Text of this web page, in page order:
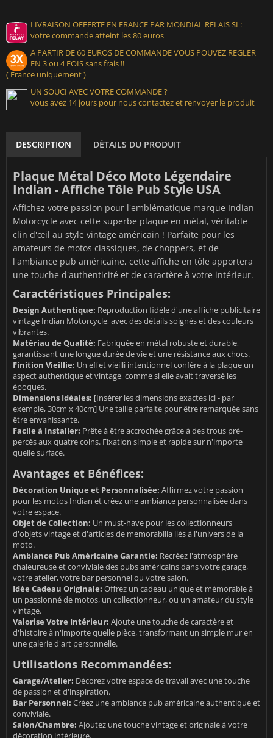
LIVRAISON OFFERTE EN FRANCE PAR MONDIAL RELAIS SI :
votre commande atteint les 80 euros
A PARTIR DE 60 EUROS DE COMMANDE VOUS POUVEZ REGLER
EN 3 ou 4 FOIS sans frais !!
( France uniquement )
UN SOUCI AVEC VOTRE COMMANDE ?
vous avez 14 jours pour nous contactez et renvoyer le produit
DESCRIPTION DÉTAILS DU PRODUIT
Plaque Métal Déco Moto Légendaire
Indian - Affiche Tôle Pub Style USA
Affichez votre passion pour l'emblématique marque Indian
Motorcycle avec cette superbe plaque en métal, véritable
clin d'œil au style vintage américain ! Parfaite pour les
amateurs de motos classiques, de choppers, et de
l'ambiance pub américaine, cette affiche en tôle apportera
une touche d'authenticité et de caractère à votre intérieur.
Caractéristiques Principales:
Design Authentique: Reproduction fidèle d'une affiche publicitaire
vintage Indian Motorcycle, avec des détails soignés et des couleurs
vibrantes.
Matériau de Qualité: Fabriquée en métal robuste et durable,
garantissant une longue durée de vie et une résistance aux chocs.
Finition Vieillie: Un effet vieilli intentionnel confère à la plaque un
aspect authentique et vintage, comme si elle avait traversé les
époques.
Dimensions Idéales: [Insérer les dimensions exactes ici - par
exemple, 30cm x 40cm] Une taille parfaite pour être remarquée sans
être envahissante.
Facile à Installer: Prête à être accrochée grâce à des trous pré-
percés aux quatre coins. Fixation simple et rapide sur n'importe
quelle surface.
Avantages et Bénéfices:
Décoration Unique et Personnalisée: Affirmez votre passion
pour les motos Indian et créez une ambiance personnalisée dans
votre espace.
Objet de Collection: Un must-have pour les collectionneurs
d'objets vintage et d'articles de memorabilia liés à l'univers de la
moto.
Ambiance Pub Américaine Garantie: Recréez l'atmosphère
chaleureuse et conviviale des pubs américains dans votre garage,
votre atelier, votre bar personnel ou votre salon.
Idée Cadeau Originale: Offrez un cadeau unique et mémorable à
un passionné de motos, un collectionneur, ou un amateur du style
vintage.
Valorise Votre Intérieur: Ajoute une touche de caractère et
d'histoire à n'importe quelle pièce, transformant un simple mur en
une galerie d'art personnelle.
Utilisations Recommandées:
Garage/Atelier: Décorez votre espace de travail avec une touche
de passion et d'inspiration.
Bar Personnel: Créez une ambiance pub américaine authentique et
conviviale.
Salon/Chambre: Ajoutez une touche vintage et originale à votre